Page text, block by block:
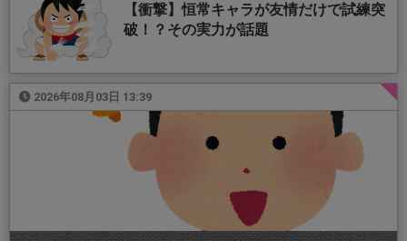
【衝撃】恒常キャラが友情だけで試練突
破！？その実力が話題
2026年08月03日 13:39